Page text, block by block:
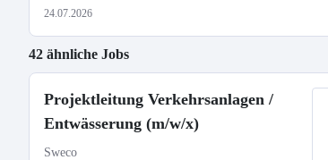
24.07.2026
42 ähnliche Jobs
Projektleitung Verkehrsanlagen /
Entwässerung (m/w/x)
Sweco